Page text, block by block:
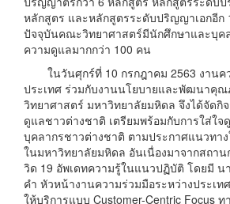
หลักสูตร และหลักสูตรระดับปริญญาเอกอีก
ปัจจุบันคณะวิทยาศาสตร์มีนักศึกษาและบุค
ความดูแลมากกว่า 100 คน
ในวันศุกร์ที่ 10 กรกฎาคม 2563 งานค
ประเทศ ร่วมกับงานนโยบายและพัฒนาคุ
วิทยาศาสตร์ มหาวิทยาลัยมหิดล จึงได้จัดกิ
ดูแลชาวต่างชาติ เตรียมพร้อมกับการใส่ใ
บุคลากรชาวต่างชาติ ตามประกาศแนวทา
ในมหาวิทยาลัยมหิดล อันเนื่องมาจากสถา
วิด 19 อัพเดทความรู้ในแนวปฏิบัติ โดยมี น
คำ หัวหน้างานความร่วมมือระหว่างประเท
ให้บริการแบบ Customer-Centric Focus